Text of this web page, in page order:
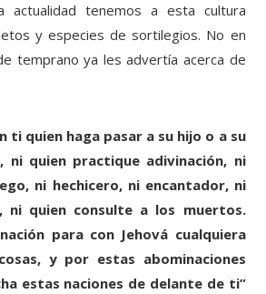
actualidad tenemos a esta cultura
y especies de sortilegios. No en
temprano ya les advertía acerca de
ti quien haga pasar a su hijo o a su
ni quien practique adivinación, ni
ni hechicero, ni encantador, ni
ni quien consulte a los muertos.
para con Jehová cualquiera
y por estas abominaciones
estas naciones de delante de ti”